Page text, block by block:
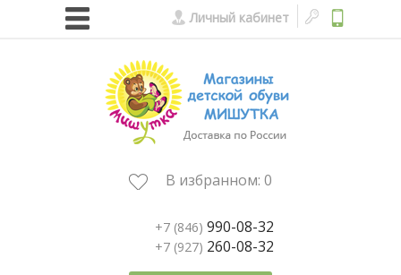
Личный кабинет
В избранном: 0
+7 (846) 990-08-32
+7 (927) 260-08-32